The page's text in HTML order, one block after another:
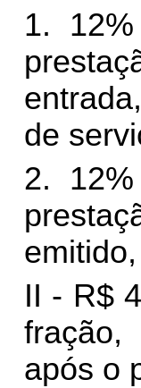
1.
de
2.
II - R$
fração,
após o